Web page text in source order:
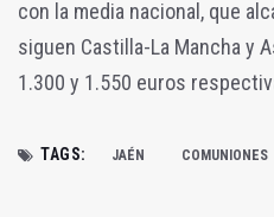
con la media nacional, que
siguen Castilla-La Mancha y
1.300 y 1.550 euros
TAGS: JAÉN COMUNIONES